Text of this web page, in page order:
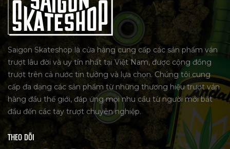
Saigon Skateshop là cửa hàng cung cấp các sản phẩm ván
trượt lâu đời và uy tín nhất tại Việt Nam, được cộng đồng
trượt trên cả nước tin tưởng và lựa chọn. Chúng tôi cung
cấp đa dạng các sản phẩm từ những thương hiệu trượt ván
hàng đầu thế giới, đáp ứng mọi nhu cầu từ người mới bắt
đầu đến các tay trượt chuyên nghiệp.
THEO DÕI